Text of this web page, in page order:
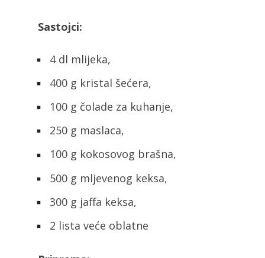
Sastojci:
4 dl mlijeka,
400 g kristal šećera,
100 g čolade za kuhanje,
250 g maslaca,
100 g kokosovog brašna,
500 g mljevenog keksa,
300 g jaffa keksa,
2 lista veće oblatne